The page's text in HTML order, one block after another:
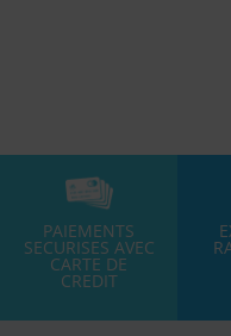
PAIEMENTS
SECURISES AVEC
CARTE DE
CREDIT